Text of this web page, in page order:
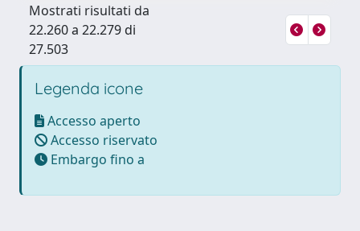
Mostrati risultati da
22.260 a 22.279 di
27.503
Legenda icone
Accesso aperto
Accesso riservato
Embargo fino a